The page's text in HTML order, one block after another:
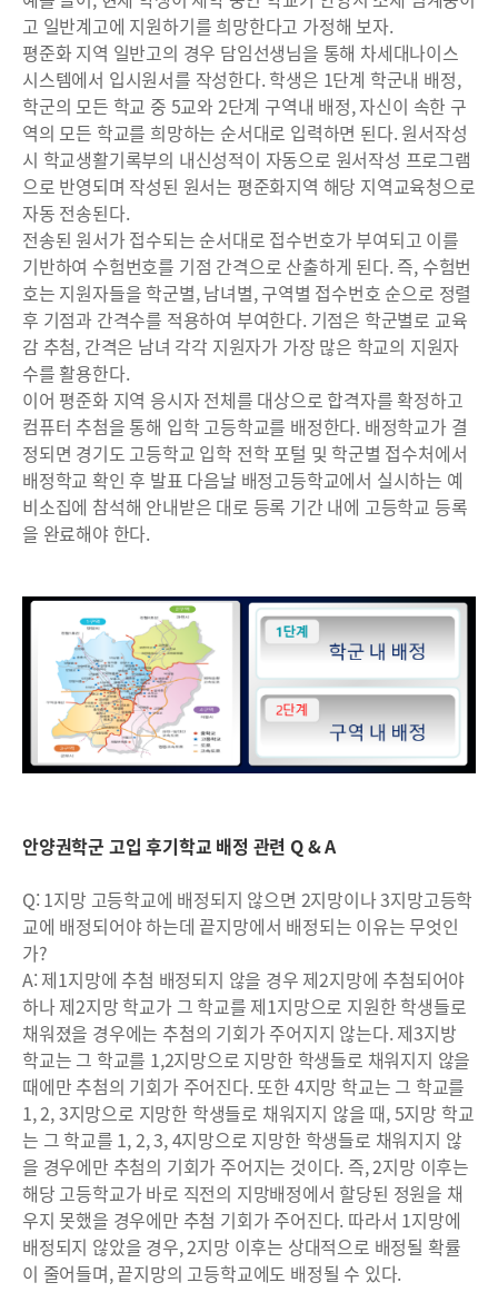
고 일반계고에 지원하기를 희망한다고 가정해 보자.
평준화 지역 일반고의 경우 담임선생님을 통해 차세대나이스
시스템에서 입시원서를 작성한다. 학생은 1단계 학군내 배정,
학군의 모든 학교 중 5교와 2단계 구역내 배정, 자신이 속한 구
역의 모든 학교를 희망하는 순서대로 입력하면 된다. 원서작성
시 학교생활기록부의 내신성적이 자동으로 원서작성 프로그램
으로 반영되며 작성된 원서는 평준화지역 해당 지역교육청으로
자동 전송된다.
전송된 원서가 접수되는 순서대로 접수번호가 부여되고 이를
기반하여 수험번호를 기점 간격으로 산출하게 된다. 즉, 수험번
호는 지원자들을 학군별, 남녀별, 구역별 접수번호 순으로 정렬
후 기점과 간격수를 적용하여 부여한다. 기점은 학군별로 교육
감 추첨, 간격은 남녀 각각 지원자가 가장 많은 학교의 지원자
수를 활용한다.
이어 평준화 지역 응시자 전체를 대상으로 합격자를 확정하고
컴퓨터 추첨을 통해 입학 고등학교를 배정한다. 배정학교가 결
정되면 경기도 고등학교 입학 전학 포털 및 학군별 접수처에서
배정학교 확인 후 발표 다음날 배정고등학교에서 실시하는 예
비소집에 참석해 안내받은 대로 등록 기간 내에 고등학교 등록
을 완료해야 한다.
안양권학군 고입 후기학교 배정 관련 Q & A
Q: 1지망 고등학교에 배정되지 않으면 2지망이나 3지망고등학
교에 배정되어야 하는데 끝지망에서 배정되는 이유는 무엇인
가?
A: 제1지망에 추첨 배정되지 않을 경우 제2지망에 추첨되어야
하나 제2지망 학교가 그 학교를 제1지망으로 지원한 학생들로
채워졌을 경우에는 추첨의 기회가 주어지지 않는다. 제3지방
학교는 그 학교를 1,2지망으로 지망한 학생들로 채워지지 않을
때에만 추첨의 기회가 주어진다. 또한 4지망 학교는 그 학교를
1, 2, 3지망으로 지망한 학생들로 채워지지 않을 때, 5지망 학교
는 그 학교를 1, 2, 3, 4지망으로 지망한 학생들로 채워지지 않
을 경우에만 추첨의 기회가 주어지는 것이다. 즉, 2지망 이후는
해당 고등학교가 바로 직전의 지망배정에서 할당된 정원을 채
우지 못했을 경우에만 추첨 기회가 주어진다. 따라서 1지망에
배정되지 않았을 경우, 2지망 이후는 상대적으로 배정될 확률
이 줄어들며, 끝지망의 고등학교에도 배정될 수 있다.